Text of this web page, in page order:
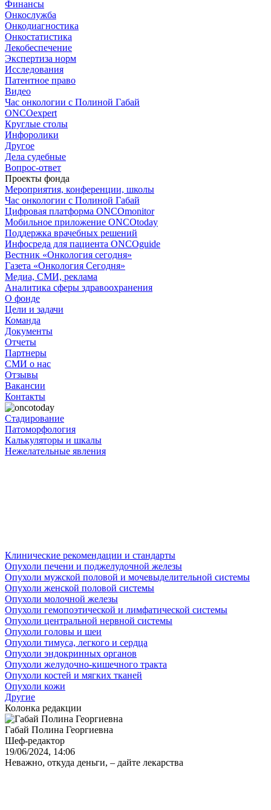
Финансы
Онкослужба
Онкодиагностика
Онкостатистика
Лекобеспечение
Экспертиза норм
Исследования
Патентное право
Видео
Час онкологии с Полиной Габай
ONCOexpert
Круглые столы
Инфоролики
Другое
Дела судебные
Вопрос-ответ
Проекты фонда
Мероприятия, конференции, школы
Час онкологии с Полиной Габай
Цифровая платформа ONCOmonitor
Мобильное приложение ONCOtoday
Поддержка врачебных решений
Инфосреда для пациента ONCOguide
Вестник «Онкология сегодня»
Газета «Онкология Сегодня»
Медиа, СМИ, реклама
Аналитика сферы здравоохранения
О фонде
Цели и задачи
Команда
Документы
Отчеты
Партнеры
СМИ о нас
Отзывы
Вакансии
Контакты
Стадирование
Патоморфология
Калькуляторы и шкалы
Нежелательные явления
Клинические рекомендации и стандарты
Опухоли печени и поджелудочной железы
Опухоли мужской половой и мочевыделительной системы
Опухоли женской половой системы
Опухоли молочной железы
Опухоли гемопоэтической и лимфатической системы
Опухоли центральной нервной системы
Опухоли головы и шеи
Опухоли тимуса, легкого и сердца
Опухоли эндокринных органов
Опухоли желудочно-кишечного тракта
Опухоли костей и мягких тканей
Опухоли кожи
Другие
Колонка редакции
Габай Полина Георгиевна
Шеф-редактор
19/06/2024, 14:06
Неважно, откуда деньги, – дайте лекарства